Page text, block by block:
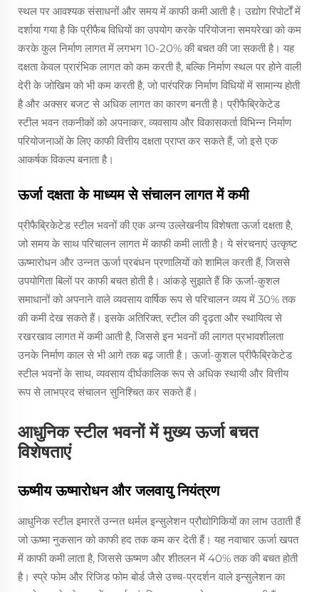
स्थल पर आवश्यक संसाधनों और समय में काफी कमी आती है। उद्योग रिपोर्टों में
दर्शाया गया है कि प्रीफैब विधियों का उपयोग करके परियोजना समयरेखा को कम
करके कुल निर्माण लागत में लगभग 10-20% की बचत की जा सकती है। यह
दक्षता केवल प्रारंभिक लागत को कम करती है, बल्कि निर्माण स्थल पर होने वाली
देरी के जोखिम को भी कम करती है, जो पारंपरिक निर्माण विधियों में सामान्य होती
है और अक्सर बजट से अधिक लागत का कारण बनती है। प्रीफैब्रिकेटेड
स्टील भवन तकनीकों को अपनाकर, व्यवसाय और विकासकर्ता विभिन्न निर्माण
परियोजनाओं के लिए काफी वित्तीय दक्षता प्राप्त कर सकते हैं, जो इसे एक
आकर्षक विकल्प बनाता है।
ऊर्जा दक्षता के माध्यम से संचालन लागत में कमी
प्रीफैब्रिकेटेड स्टील भवनों की एक अन्य उल्लेखनीय विशेषता ऊर्जा दक्षता है,
जो समय के साथ परिचालन लागत में काफी कमी लाती है। ये संरचनाएं उत्कृष्ट
ऊष्मारोधन और उन्नत ऊर्जा प्रबंधन प्रणालियों को शामिल करती हैं, जिससे
उपयोगिता बिलों पर काफी बचत होती है। आंकड़े सुझाते हैं कि ऊर्जा-कुशल
समाधानों को अपनाने वाले व्यवसाय वार्षिक रूप से परिचालन व्यय में 30% तक
की कमी देख सकते हैं। इसके अतिरिक्त, स्टील की दृढ़ता और स्थायित्व से
रखरखाव लागत में कमी आती है, जिससे इन भवनों की लागत प्रभावशीलता
उनके निर्माण काल से भी आगे तक बढ़ जाती है। ऊर्जा-कुशल प्रीफैब्रिकेटेड
स्टील भवनों के साथ, व्यवसाय दीर्घकालिक रूप से अधिक स्थायी और वित्तीय
रूप से लाभप्रद संचालन सुनिश्चित कर सकते हैं।
आधुनिक स्टील भवनों में मुख्य ऊर्जा बचत
विशेषताएं
ऊष्मीय ऊष्मारोधन और जलवायु नियंत्रण
आधुनिक स्टील इमारतें उन्नत थर्मल इन्सुलेशन प्रौद्योगिकियों का लाभ उठाती हैं
जो ऊष्मा नुकसान को काफी हद तक कम कर देती हैं। यह नवाचार ऊर्जा खपत
में काफी कमी लाता है, जिससे ऊष्मण और शीतलन में 40% तक की बचत होती
है। स्प्रे फोम और रिजिड फोम बोर्ड जैसे उच्च-प्रदर्शन वाले इन्सुलेशन का